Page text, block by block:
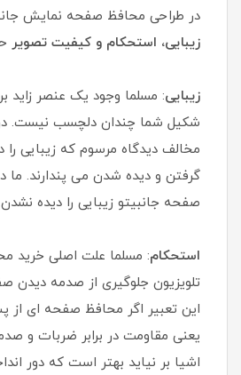
در طراحی محافظ صفحه نمایش
زیبایی، استحکام و کیفیت تصویر
زیبایی: مسلما وجود یک عنصر زاید
شکیل شما چندان دلچسب نیست.
مخالف دیدگاه مرسوم که زیبایی را
گرفتن و دیده شدن می پندارند. ما
صفحه جانبیتو زیبایی را دیده
استحکام: مسلما علت اصلی خرید
تلویزیون جلوگیری از صدمه
این تعبیر اگر محافظ صفحه ای از
یعنی مقاومت در برابر ضربات و
اشیا بر نیاید بهتر است که دور